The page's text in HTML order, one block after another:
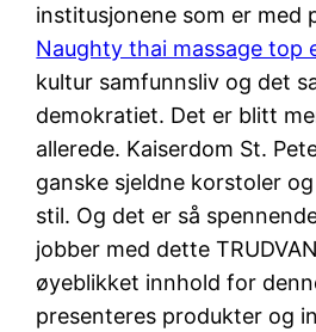
institusjonene som er med
Naughty thai massage top
kultur samfunnsliv og det
demokratiet. Det er blitt
allerede. Kaiserdom St.
ganske sjeldne korstoler
stil. Og det er så
jobber med dette
øyeblikket innhold for
presenteres produkter og